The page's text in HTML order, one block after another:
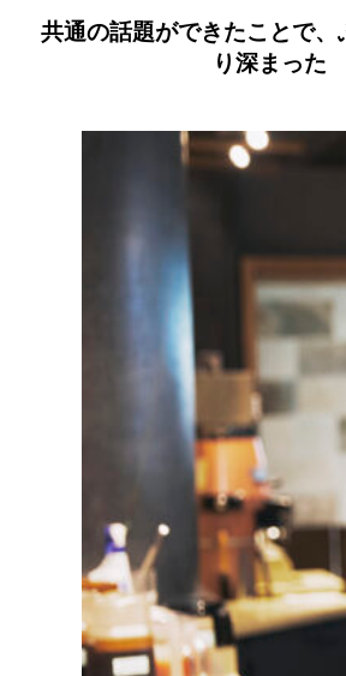
共通の話題ができたことで、
り深まった